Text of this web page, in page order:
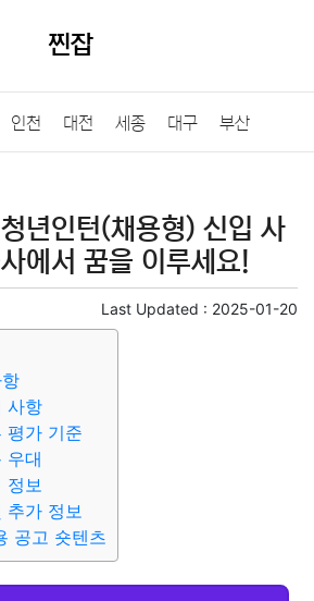
찐잡
인천 대전 세종 대구 부산
년인턴(채용형) 신입 사
에서 꿈을 이루세요!
Last Updated : 2025-01-20
사항
평가 기준
우대
정보
추가 정보
공고 숏텐츠